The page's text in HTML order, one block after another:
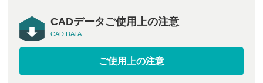
CADデータご使用上の注意
CAD DATA
ご使用上の注意